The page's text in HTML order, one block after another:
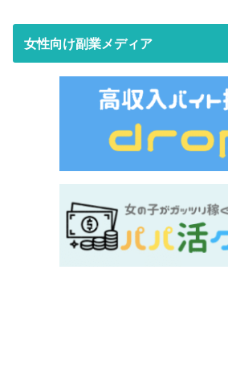
女性向け副業メディア